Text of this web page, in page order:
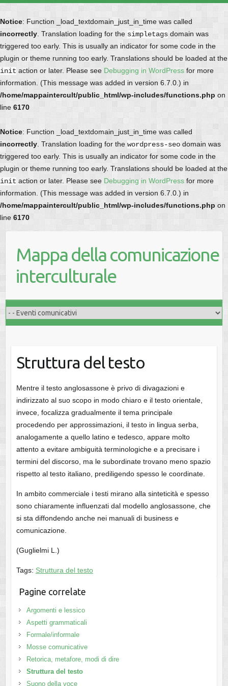
Notice: Function _load_textdomain_just_in_time was called
incorrectly . Translation loading for the simpletags domain was
triggered too early. This is usually an indicator for some code in the
plugin or theme running too early. Translations should be loaded at the
init action or later. Please see Debugging in WordPress for more
information. (This message was added in version 6.7.0.) in
/home/mappaintercult/public_html/wp-includes/functions.php on
line 6170
Notice: Function _load_textdomain_just_in_time was called
incorrectly . Translation loading for the wordpress-seo domain was
triggered too early. This is usually an indicator for some code in the
plugin or theme running too early. Translations should be loaded at the
init action or later. Please see Debugging in WordPress for more
information. (This message was added in version 6.7.0.) in
/home/mappaintercult/public_html/wp-includes/functions.php on
line 6170
Mappa della comunicazione
interculturale
Struttura del testo
Mentre il testo anglosassone è privo di divagazioni e
indirizzato al suo scopo in modo chiaro e il testo orientale,
invece, focalizza gradualmente il tema principale
procedendo per approssimazioni, il testo in lingua serba,
analogamente a quello latino e tedesco, appare molto
attento a evitare ambiguità terminologiche e a precisare i
termini del discorso, ma le subordinate trovano meno spazio
rispetto al testo italiano, prediligendo spesso le coordinate.
In ambito commerciale i testi mirano alla sinteticità e spesso
sono chiaramente influenzati dal modello anglosassone, che
si sta diffondendo anche nei manuali di business e
comunicazione.
(Guglielmi L.)
Tags: Struttura del testo
Pagine correlate
Argomenti e lessico
Aspetti grammaticali
Formale/informale
Mosse comunicative
Retorica, metafore, modi di dire
Struttura del testo
Suono della voce